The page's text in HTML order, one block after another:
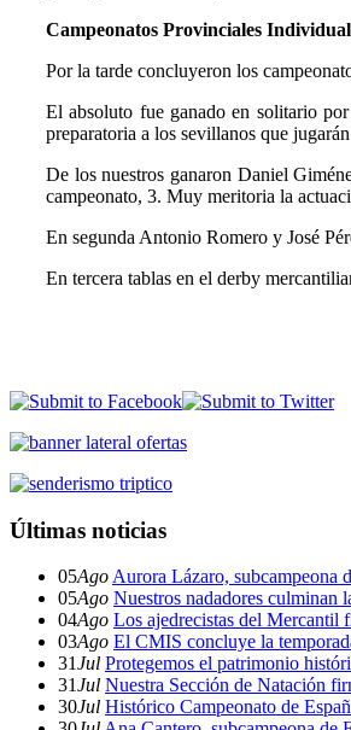
Campeonatos Provinciales
Por la tarde concluyeron los
El absoluto fue ganado en solitario
preparatoria a los sevillanos que
De los nuestros ganaron Daniel
campeonato, 3. Muy meritoria la
En segunda Antonio Romero y José
En tercera tablas en el derby
Últimas noticias
05Ago Aurora Lázaro, subcampeona
05Ago Nuestros nadadores culminan
04Ago Los ajedrecistas del Mercantil
03Ago El CMIS concluye la
31Jul Protegemos el patrimonio
31Jul Nuestra Sección de Natación
30Jul Histórico Campeonato de